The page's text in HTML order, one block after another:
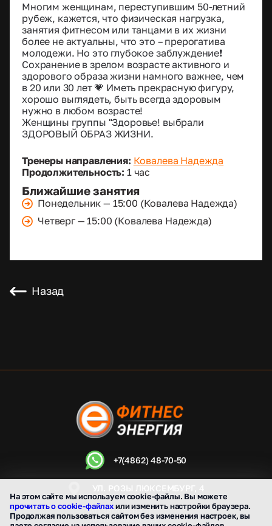
Многим женщинам, переступившим 50-летний
рубеж, кажется, что физическая нагрузка,
занятия фитнесом или танцами в их жизни
более не актуальны, что это – прерогатива
молодежи. Но это глубокое заблуждение❗
Сохранение в зрелом возрасте активного и
здорового образа жизни намного важнее, чем
в 20 или 30 лет 💗 Иметь прекрасную фигуру,
хорошо выглядеть, быть всегда здоровым
нужно в любом возрасте!
Женщины группы "Здоровье! выбрали
ЗДОРОВЫЙ ОБРАЗ ЖИЗНИ.
Тренеры направления: Ковалева Надежда
Продолжительность: 1 час
Ближайшие занятия
Понедельник — 15:00 (Ковалева Надежда)
Четверг — 15:00 (Ковалева Надежда)
Назад
+7(4862) 48-70-50
ИП ЗИМОРЕВ А.Л.
ИНН 575200536205
На этом сайте мы используем cookie-файлы. Вы можете
прочитать о cookie-файлахили изменить настройки браузера.
Продолжая пользоваться сайтом без изменения настроек, вы